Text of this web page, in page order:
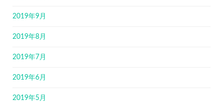
2019年9月
2019年8月
2019年7月
2019年6月
2019年5月